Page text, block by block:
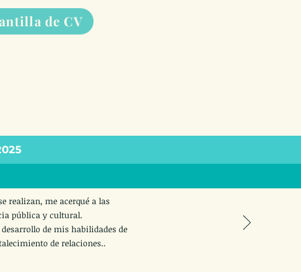
de CV
realizan, me acerqué a las
pública y cultural.
de mis habilidades de
de relaciones..